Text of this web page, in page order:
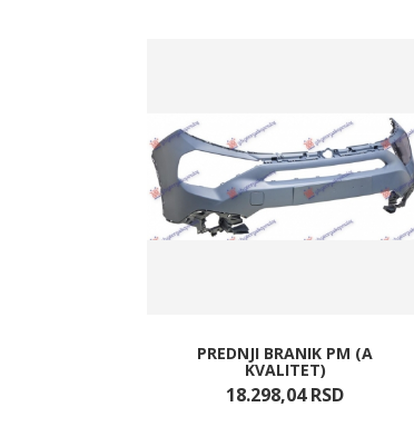
PREDNJI BRANIK PM (A
KVALITET)
18.298,04 RSD